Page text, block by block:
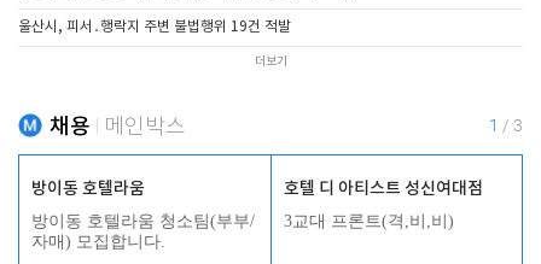
울산시, 피서․행락지 주변 불법행위 19건 적발
더보기
채용 메인박스 1 / 3
방이동 호텔라움
방이동 호텔라움 청소팀(부부/
자매) 모집합니다.
호텔 디 아티스트 성신여대점
3교대 프론트(격,비,비)